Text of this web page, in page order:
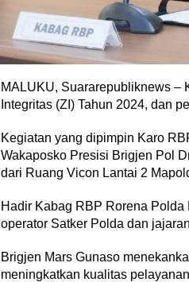
MALUKU, Suararepubliknews –
Integritas (ZI) Tahun 2024, dan
Kegiatan yang dipimpin Karo
Wakaposko Presisi Brigjen Pol
dari Ruang Vicon Lantai 2
Hadir Kabag RBP Rorena
operator Satker Polda dan
Brigjen Mars Gunaso
meningkatkan kualitas